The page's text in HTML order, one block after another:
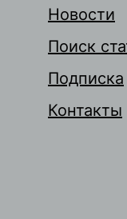
Новости
Поиск
Подписка
Контакты